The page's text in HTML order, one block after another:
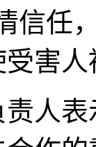
信任
害人
表